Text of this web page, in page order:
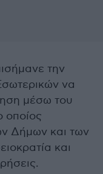
την
να
μέσω του
οποίος
Δήμων και των
και